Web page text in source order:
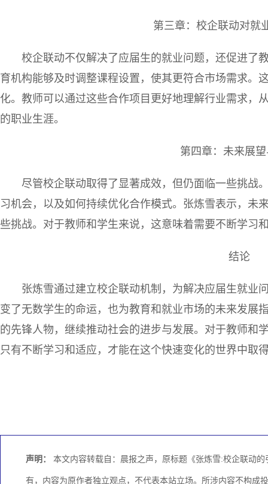
第三章：校企联动对就
校企联动不仅解决了应届生的就业问题，还促进了
育机构能够及时调整课程设置，使其更符合市场需求。
化。教师可以通过这些合作项目更好地理解行业需求，
的职业生涯。
第四章：未来展
尽管校企联动取得了显著成效，但仍面临一些挑战
习机会，以及如何持续优化合作模式。张炼雪表示，未
些挑战。对于教师和学生来说，这意味着需要不断学习
结论
张炼雪通过建立校企联动机制，为解决应届生就业
变了无数学生的命运，也为教育和就业市场的未来发展
的先锋人物，继续推动社会的进步与发展。对于教师和
只有不断学习和适应，才能在这个快速变化的世界中取
声明： 本文内容转载自：晨报之声，原标题《张炼雪:校企联动
有，内容为原作者独立观点，不代表本站立场。所涉内容不构成